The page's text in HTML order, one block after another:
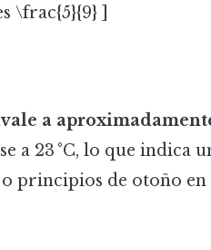
\frac{5}{9} ]
a
a 23 °C, lo que indica
principios de otoño en